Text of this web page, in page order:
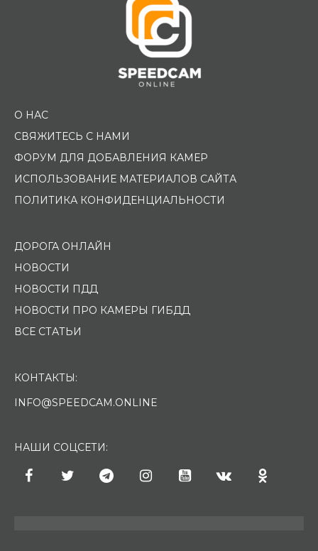
О НАС
СВЯЖИТЕСЬ С НАМИ
ФОРУМ ДЛЯ ДОБАВЛЕНИЯ КАМЕР
ИСПОЛЬЗОВАНИЕ МАТЕРИАЛОВ САЙТА
ПОЛИТИКА КОНФИДЕНЦИАЛЬНОСТИ
ДОРОГА ОНЛАЙН
НОВОСТИ
НОВОСТИ ПДД
НОВОСТИ ПРО КАМЕРЫ ГИБДД
ВСЕ СТАТЬИ
КОНТАКТЫ:
INFO@SPEEDCAM.ONLINE
НАШИ СОЦСЕТИ: